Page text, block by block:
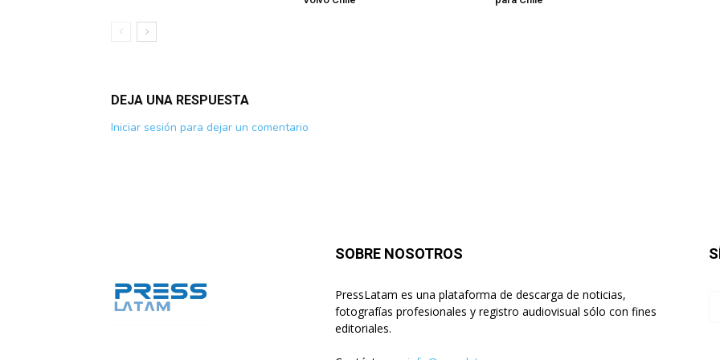
DEJA UNA RESPUESTA
Iniciar sesión para dejar un comentario
SOBRE NOSOTROS
PressLatam es una plataforma de descarga de noticias,
fotografías profesionales y registro audiovisual sólo con fines
editoriales.